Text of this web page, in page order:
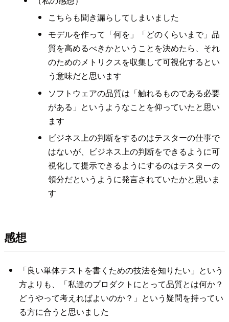
こちらも聞き漏らしてしまいました
モデルを作って「何を」「どのくらいまで」品
質を高めるべきかということを決めたら、それ
のためのメトリクスを収集して可視化するとい
う意味だと思います
ソフトウェアの品質は「触れるものである必要
がある」というようなことを仰っていたと思い
ます
ビジネス上の判断をするのはテスターの仕事で
はないが、ビジネス上の判断をできるように可
視化して提示できるようにするのはテスターの
領分だというように発言されていたかと思いま
す
感想
「良い単体テストを書くための技法を知りたい」という
方よりも、「私達のプロダクトにとって品質とは何か？
どうやって考えればよいのか？」という疑問を持ってい
る方に合うと思いました